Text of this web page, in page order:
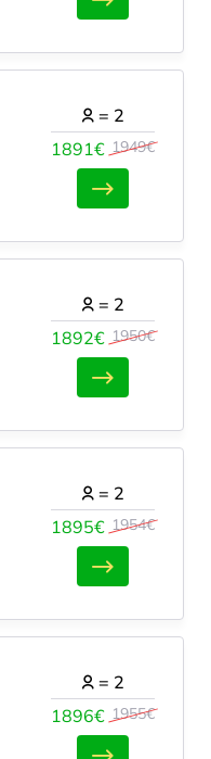
1891€ 1949€
= 2
1892€ 1950€
= 2
1895€ 1954€
= 2
1896€ 1955€
= 2